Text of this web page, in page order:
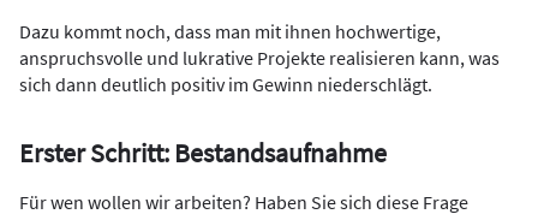
Dazu kommt noch, dass man mit ihnen hochwertige,
anspruchsvolle und lukrative Projekte realisieren kann, was
sich dann deutlich positiv im Gewinn niederschlägt.
Erster Schritt: Bestandsaufnahme
Für wen wollen wir arbeiten? Haben Sie sich diese Frage